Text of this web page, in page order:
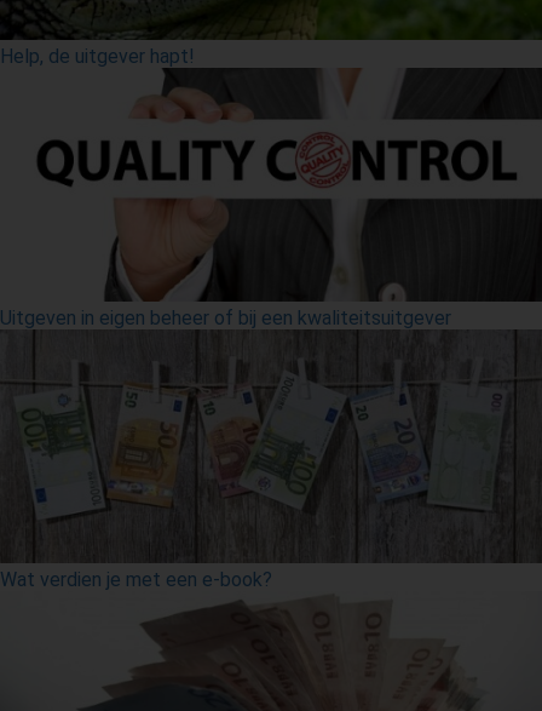
Help, de uitgever hapt!
Uitgeven in eigen beheer of bij een kwaliteitsuitgever
Wat verdien je met een e-book?